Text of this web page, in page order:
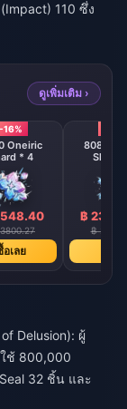
110 ซึ่ง
ดูเพิ่มเติม ›
-16%
Oneiric
* 4
อเลย
8080
Shard
฿
฿
Delusion): ผู้
ช้ 800,000
32 ชิ้น และ